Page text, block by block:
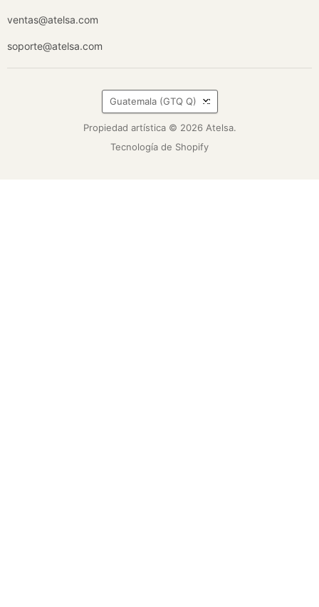
ventas@atelsa.com
soporte@atelsa.com
País
Guatemala (GTQ Q)
Propiedad artística © 2026 Atelsa.
Tecnología de Shopify